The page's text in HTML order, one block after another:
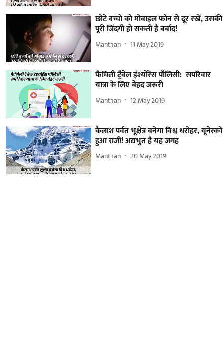
छोटे बच्चों को मोबाइल फोन से दूर रखें, उसकी
पूरी जिंदगी हो सकती है बर्बाद!
Manthan 11 May 2019
फैमिली ट्रैवेल इंश्योरेंस पॉलिसी: सपरिवार
यात्रा के लिए बेहद जरूरी
Manthan 12 May 2019
कैलाश पर्वत भूक्षेत्र बनेगा विश्व धरोहर, यूनेस्को
हुआ राजी! अद्यभुत है यह जगह
Manthan 20 May 2019